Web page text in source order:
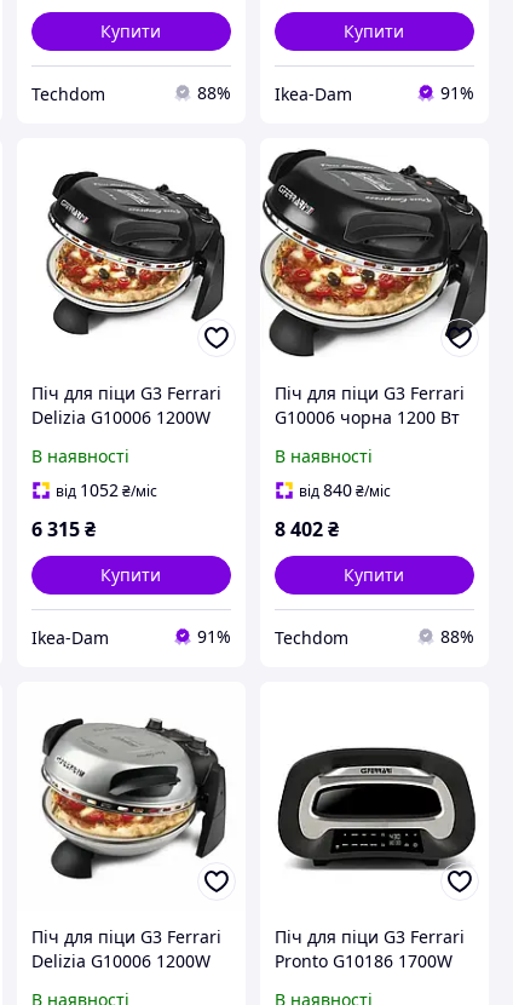
Купити
Techdom 88%
Купити
Ikea-Dam 91%
Піч для піци G3 Ferrari
Delizia G10006 1200W
температури 31см
Чорна
В наявності
від 1052 ₴/міс
6 315 ₴
Купити
Ikea-Dam 91%
Піч для піци G3 Ferrari
G10006 чорна 1200 Вт
В наявності
від840₴/міс
8 402₴
Купити
Techdom 88%
Піч для піци G3 Ferrari
Delizia G10006 1200W
В наявності
Піч для піци G3 Ferrari
Pronto G10186 1700W
В наявності